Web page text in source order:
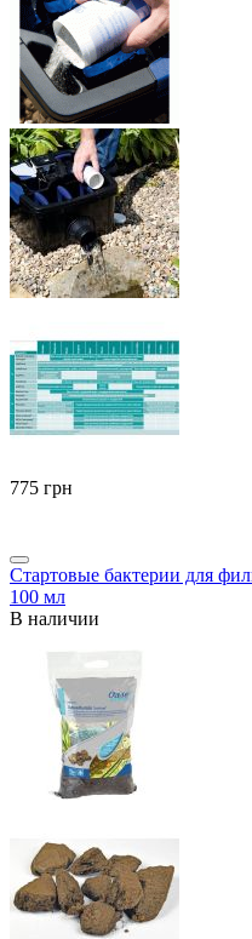
‍775‍ грн
Стартовые бактерии для
100 мл
В наличии